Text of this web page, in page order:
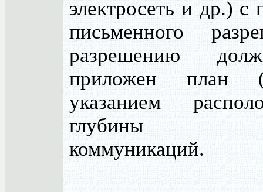
электросеть и др.) с
письменного
разрешению
приложен план
указанием
глубины
коммуникаций.